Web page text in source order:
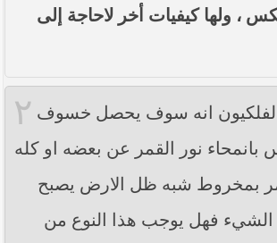
، ولها كيفيات أخر لاحاجة إلى
٢ انه سوف يحصل خسوف
بانمحاء نور القمر عن بعضه او كله
بمخروط شبه ظل الارض يصبح
الشيء فهل يوجب هذا النوع من